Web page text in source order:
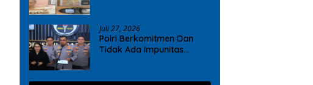
Juli 27, 2026
Polri Berkomitmen Dan
Tidak Ada Impunitas